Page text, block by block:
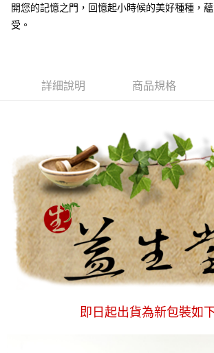
每筆NT$60，滿NT$1,000(含以上)免運費
開您的記憶之門，回憶起小時候的美好種種，
受。
詳細說明 商品規格
即日起出貨為新包裝如